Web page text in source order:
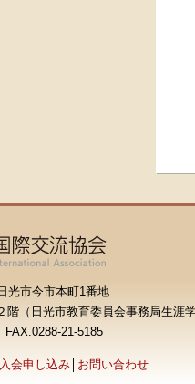
光市今市本町1番地
階 （日光市教育委員会事務局生涯
21-5185
入会申し込み お問い合わせ